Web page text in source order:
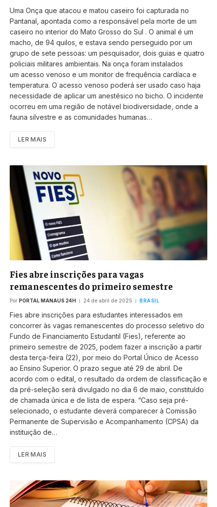
Uma Onça que atacou e matou caseiro foi capturada no
Pantanal, apontada como a responsável pela morte de um
caseiro no interior do Mato Grosso do Sul . O animal é um
macho, de 94 quilos, e estava sendo perseguido por um
grupo de sete pessoas: um pesquisador, dois guias e quatro
policiais militares ambientais. Na onça foram instalados
um acesso venoso e um monitor de frequência cardíaca e
temperatura. O acesso venoso poderá ser usado caso haja
necessidade de aplicar um anestésico no bicho. O incidente
ocorreu em uma região de notável biodiversidade, onde a
fauna silvestre e as comunidades humanas…
LER MAIS
Fies abre inscrições para vagas
remanescentes do primeiro semestre
Por PORTAL MANAUS 24H 24 de abril de 2025 BRASIL
Fies abre inscrições para estudantes interessados em
concorrer às vagas remanescentes do processo seletivo do
Fundo de Financiamento Estudantil (Fies), referente ao
primeiro semestre de 2025, podem fazer a inscrição a partir
desta terça-feira (22), por meio do Portal Único de Acesso
ao Ensino Superior. O prazo segue até 29 de abril. De
acordo com o edital, o resultado da ordem de classificação e
da pré-seleção será divulgado no dia 6 de maio, constituído
de chamada única e de lista de espera. “Caso seja pré-
selecionado, o estudante deverá comparecer à Comissão
Permanente de Supervisão e Acompanhamento (CPSA) da
instituição de…
LER MAIS